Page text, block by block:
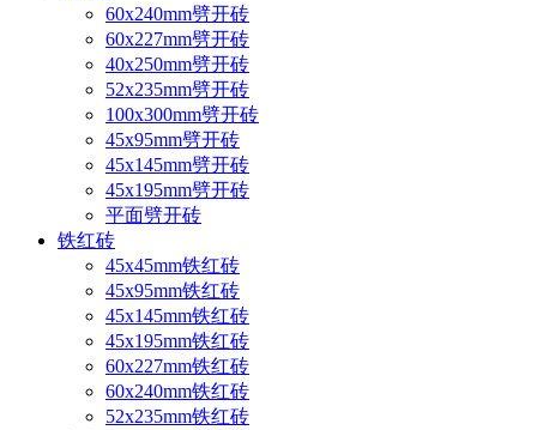
60x240mm劈开砖
60x227mm劈开砖
40x250mm劈开砖
52x235mm劈开砖
100x300mm劈开砖
45x95mm劈开砖
45x145mm劈开砖
45x195mm劈开砖
平面劈开砖
铁红砖
45x45mm铁红砖
45x95mm铁红砖
45x145mm铁红砖
45x195mm铁红砖
60x227mm铁红砖
60x240mm铁红砖
52x235mm铁红砖